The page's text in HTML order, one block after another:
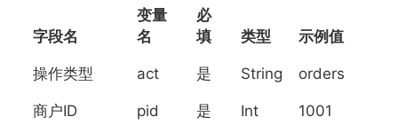
字段名
变量
名
必
填
类型 示例值
操作类型 act 是 String orders
商户ID pid 是 Int 1001